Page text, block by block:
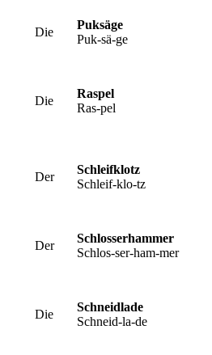
Die
Puksäge
Puk-sä-ge
Die
Raspel
Ras-pel
Der
Schleifklotz
Schleif-klo-tz
Der
Schlosserhammer
Schlos-ser-ham-mer
Die
Schneidlade
Schneid-la-de